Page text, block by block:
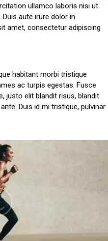
ullamco laboris nisi ut
aute irure dolor in
amet, consectetur adipiscing
habitant morbi tristique
ac turpis egestas. Fusce
justo elit blandit risus, blandit
Duis id mi tristique, pulvinar